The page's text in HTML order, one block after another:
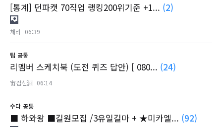
[통계] 던파캣 70직업 랭킹200위기준 +1... (2)
체리 06:39
팁 공통
리멤버 스케치북 (도전 퀴즈 답안) [ 080... (24)
宙검신淵 06:14
수다 공통
■ 하와왕 ■길원모집 /3유일길마 + ★미카엘... (92)